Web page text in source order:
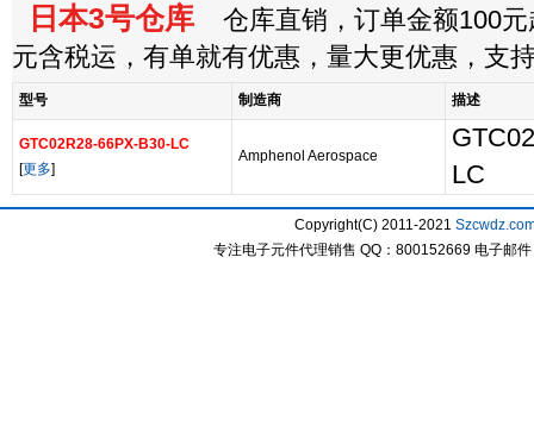
日本3号仓库 仓库直销，订单金额100元
元含税运，有单就有优惠，量大更优惠，支
型号 制造商 描述
GTC02R28-66PX-B30-LC
[更多]
Amphenol Aerospace
LC
Copyright(C) 2011-2021
专注电子元件代理销售 QQ：800152669 电子邮